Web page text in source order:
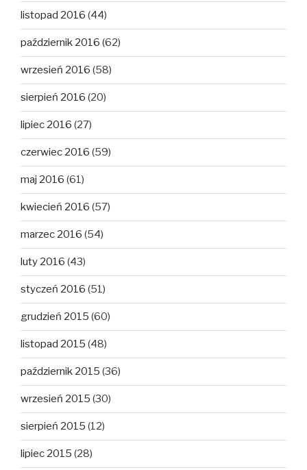
listopad 2016 (44)
październik 2016 (62)
wrzesień 2016 (58)
sierpień 2016 (20)
lipiec 2016 (27)
czerwiec 2016 (59)
maj 2016 (61)
kwiecień 2016 (57)
marzec 2016 (54)
luty 2016 (43)
styczeń 2016 (51)
grudzień 2015 (60)
listopad 2015 (48)
październik 2015 (36)
wrzesień 2015 (30)
sierpień 2015 (12)
lipiec 2015 (28)